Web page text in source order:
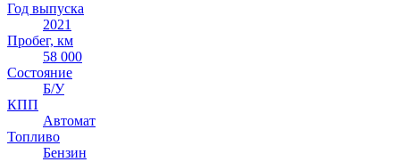
Год выпуска
2021
Пробег, км
58 000
Состояние
Б/У
КПП
Автомат
Топливо
Бензин